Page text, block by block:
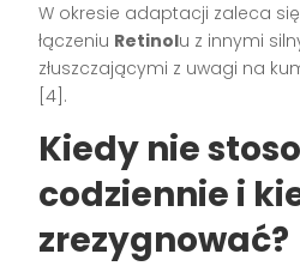
W okresie adaptacji zaleca
łączeniu Retinolu z innymi
złuszczającymi z uwagi na
[4].
Kiedy nie
codziennie i
zrezygnować?